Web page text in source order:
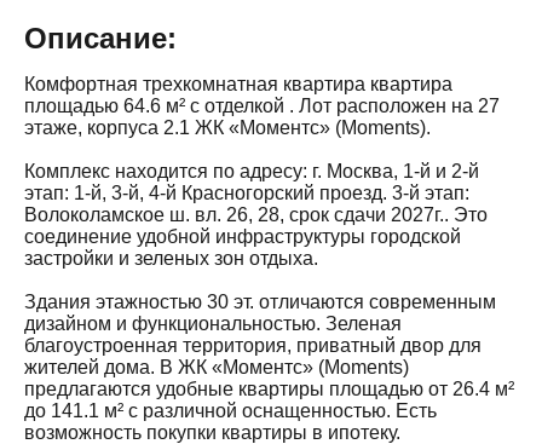
Описание:
Комфортная трехкомнатная квартира квартира
площадью 64.6 м² с отделкой . Лот расположен на 27
этаже, корпуса 2.1 ЖК «Моментс» (Moments).
Комплекс находится по адресу: г. Москва, 1-й и 2-й
этап: 1-й, 3-й, 4-й Красногорский проезд. 3-й этап:
Волоколамское ш. вл. 26, 28, срок сдачи 2027г.. Это
соединение удобной инфраструктуры городской
застройки и зеленых зон отдыха.
Здания этажностью 30 эт. отличаются современным
дизайном и функциональностью. Зеленая
благоустроенная территория, приватный двор для
жителей дома. В ЖК «Моментс» (Moments)
предлагаются удобные квартиры площадью от 26.4 м²
до 141.1 м² с различной оснащенностью. Есть
возможность покупки квартиры в ипотеку.